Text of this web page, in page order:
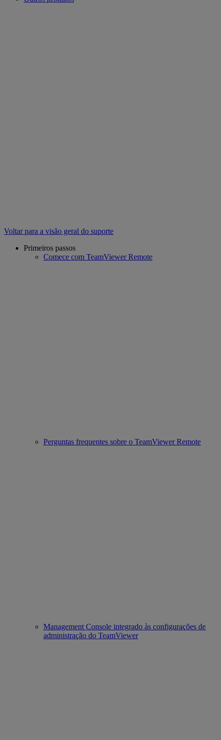
Voltar para a visão geral do suporte
Primeiros passos
Comece com TeamViewer Remote
Perguntas frequentes sobre o TeamViewer Remote
Management Console integrado às configurações de
administração do TeamViewer